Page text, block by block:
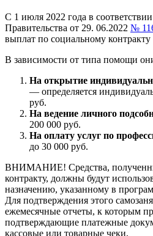
С 1 июля 2022 года в
Правительства от 29. 06.2022 №
выплат по социальному
В зависимости от типа помощи
На открытие
— определяется
руб.
На ведение личного
200 000 руб.
На оплату услуг по
до 30 000 руб.
ВНИМАНИЕ! Средства,
контракту, должны будут
назначению, указанному в
Для подтверждения этого
ежемесячные отчеты, к которым
подтверждающие платежные
кассовые или товарные чеки.